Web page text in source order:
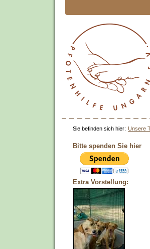
Sie befinden sich hier: Unsere
Bitte spenden Sie hier
Extra Vorstellung: